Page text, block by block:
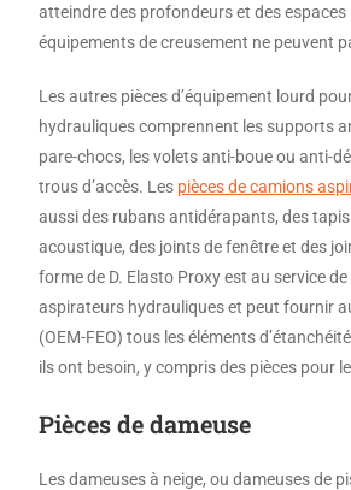
atteindre des profondeurs et des
équipements de creusement ne peuvent
Les autres pièces d’équipement lourd
hydrauliques comprennent les supports
pare-chocs, les volets anti-boue ou anti-
trous d’accès. Les pièces de camions
aussi des rubans antidérapants, des
acoustique, des joints de fenêtre et des
forme de D. Elasto Proxy est au service de
aspirateurs hydrauliques et peut fournir
(OEM-FEO) tous les éléments
ils ont besoin, y compris des pièces pour
Pièces de dameuse
Les dameuses à neige, ou dameuses de